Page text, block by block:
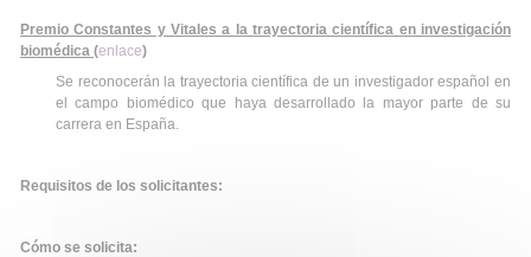
Premio Constantes y Vitales a la trayectoria científica en investigación
biomédica (enlace)
Se reconocerán la trayectoria científica de un investigador español en
el campo biomédico que haya desarrollado la mayor parte de su
carrera en España.
Requisitos de los solicitantes:
Cómo se solicita: